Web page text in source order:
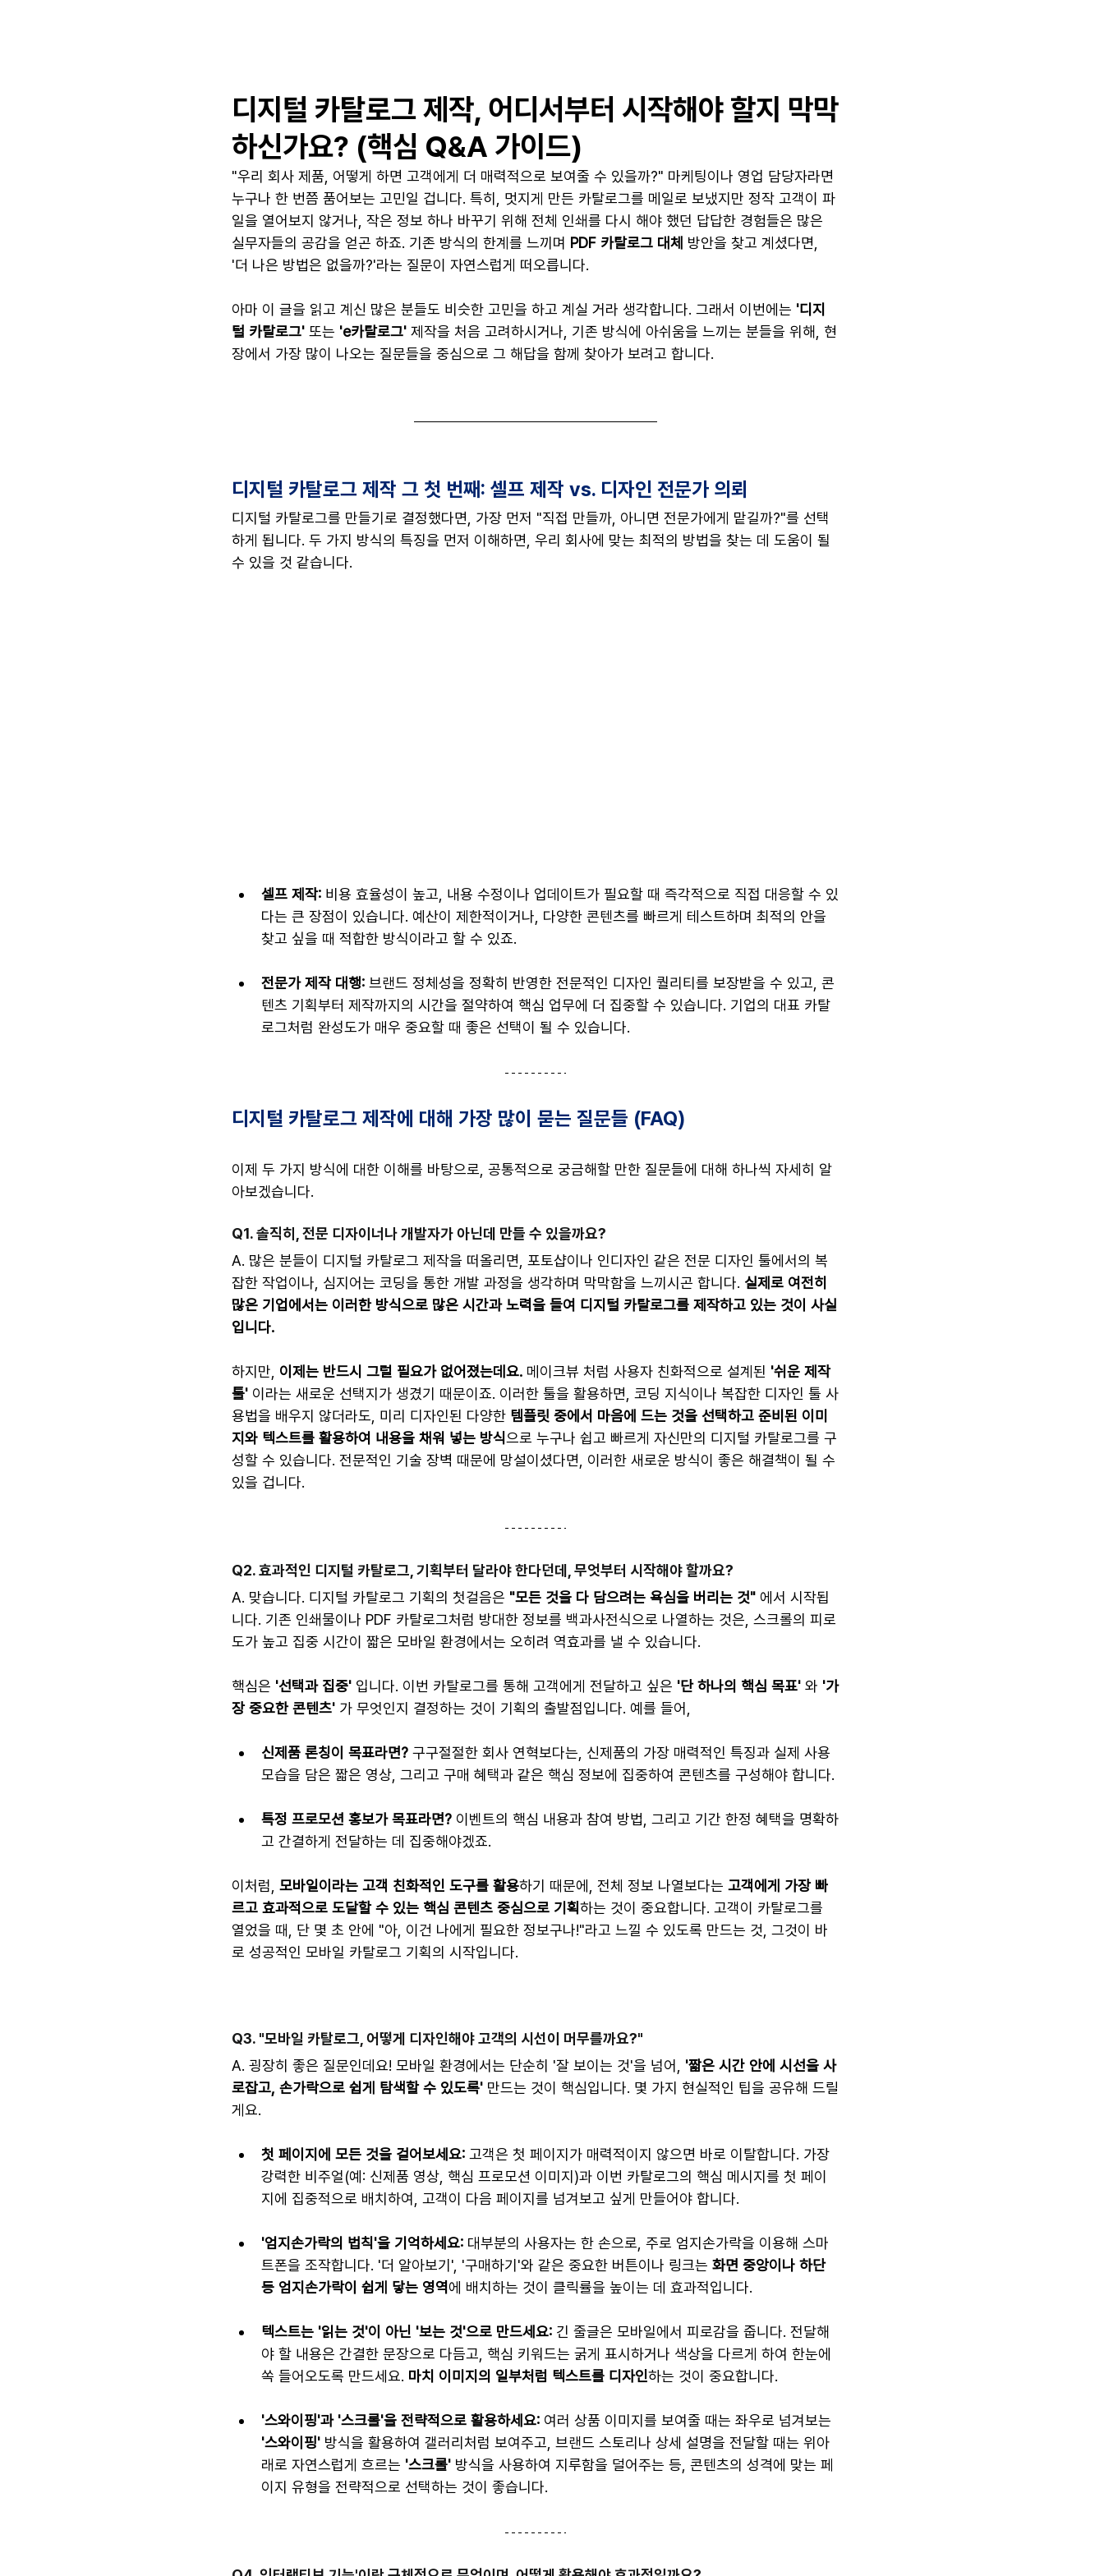
디지털 카탈로그 제작, 어디서부터 시작해야 할지 막막
하신가요? (핵심 Q&A 가이드)
"우리 회사 제품, 어떻게 하면 고객에게 더 매력적으로 보여줄 수 있을까?" 마케팅이나 영업 담당자라면
누구나 한 번쯤 품어보는 고민일 겁니다. 특히, 멋지게 만든 카탈로그를 메일로 보냈지만 정작 고객이 파
일을 열어보지 않거나, 작은 정보 하나 바꾸기 위해 전체 인쇄를 다시 해야 했던 답답한 경험들은 많은
실무자들의 공감을 얻곤 하죠. 기존 방식의 한계를 느끼며 PDF 카탈로그 대체 방안을 찾고 계셨다면,
'더 나은 방법은 없을까?'라는 질문이 자연스럽게 떠오릅니다.
아마 이 글을 읽고 계신 많은 분들도 비슷한 고민을 하고 계실 거라 생각합니다. 그래서 이번에는 '디지
털 카탈로그' 또는 'e카탈로그' 제작을 처음 고려하시거나, 기존 방식에 아쉬움을 느끼는 분들을 위해, 현
장에서 가장 많이 나오는 질문들을 중심으로 그 해답을 함께 찾아가 보려고 합니다.
디지털 카탈로그 제작 그 첫 번째: 셀프 제작 vs. 디자인 전문가 의뢰
디지털 카탈로그를 만들기로 결정했다면, 가장 먼저 "직접 만들까, 아니면 전문가에게 맡길까?"를 선택
하게 됩니다. 두 가지 방식의 특징을 먼저 이해하면, 우리 회사에 맞는 최적의 방법을 찾는 데 도움이 될
수 있을 것 같습니다.
셀프 제작: 비용 효율성이 높고, 내용 수정이나 업데이트가 필요할 때 즉각적으로 직접 대응할 수 있
다는 큰 장점이 있습니다. 예산이 제한적이거나, 다양한 콘텐츠를 빠르게 테스트하며 최적의 안을
찾고 싶을 때 적합한 방식이라고 할 수 있죠.
전문가 제작 대행: 브랜드 정체성을 정확히 반영한 전문적인 디자인 퀄리티를 보장받을 수 있고, 콘
텐츠 기획부터 제작까지의 시간을 절약하여 핵심 업무에 더 집중할 수 있습니다. 기업의 대표 카탈
로그처럼 완성도가 매우 중요할 때 좋은 선택이 될 수 있습니다.
디지털 카탈로그 제작에 대해 가장 많이 묻는 질문들 (FAQ)
이제 두 가지 방식에 대한 이해를 바탕으로, 공통적으로 궁금해할 만한 질문들에 대해 하나씩 자세히 알
아보겠습니다.
Q1. 솔직히, 전문 디자이너나 개발자가 아닌데 만들 수 있을까요?
A. 많은 분들이 디지털 카탈로그 제작을 떠올리면, 포토샵이나 인디자인 같은 전문 디자인 툴에서의 복
잡한 작업이나, 심지어는 코딩을 통한 개발 과정을 생각하며 막막함을 느끼시곤 합니다. 실제로 여전히
많은 기업에서는 이러한 방식으로 많은 시간과 노력을 들여 디지털 카탈로그를 제작하고 있는 것이 사실
입니다.
하지만, 이제는 반드시 그럴 필요가 없어졌는데요. 메이크뷰 처럼 사용자 친화적으로 설계된 '쉬운 제작
툴' 이라는 새로운 선택지가 생겼기 때문이죠. 이러한 툴을 활용하면, 코딩 지식이나 복잡한 디자인 툴 사
용법을 배우지 않더라도, 미리 디자인된 다양한 템플릿 중에서 마음에 드는 것을 선택하고 준비된 이미
지와 텍스트를 활용하여 내용을 채워 넣는 방식으로 누구나 쉽고 빠르게 자신만의 디지털 카탈로그를 구
성할 수 있습니다. 전문적인 기술 장벽 때문에 망설이셨다면, 이러한 새로운 방식이 좋은 해결책이 될 수
있을 겁니다.
Q2. 효과적인 디지털 카탈로그, 기획부터 달라야 한다던데, 무엇부터 시작해야 할까요?
A. 맞습니다. 디지털 카탈로그 기획의 첫걸음은 "모든 것을 다 담으려는 욕심을 버리는 것" 에서 시작됩
니다. 기존 인쇄물이나 PDF 카탈로그처럼 방대한 정보를 백과사전식으로 나열하는 것은, 스크롤의 피로
도가 높고 집중 시간이 짧은 모바일 환경에서는 오히려 역효과를 낼 수 있습니다.
핵심은 '선택과 집중' 입니다. 이번 카탈로그를 통해 고객에게 전달하고 싶은 '단 하나의 핵심 목표' 와 '가
장 중요한 콘텐츠' 가 무엇인지 결정하는 것이 기획의 출발점입니다. 예를 들어,
신제품 론칭이 목표라면? 구구절절한 회사 연혁보다는, 신제품의 가장 매력적인 특징과 실제 사용
모습을 담은 짧은 영상, 그리고 구매 혜택과 같은 핵심 정보에 집중하여 콘텐츠를 구성해야 합니다.
특정 프로모션 홍보가 목표라면? 이벤트의 핵심 내용과 참여 방법, 그리고 기간 한정 혜택을 명확하
고 간결하게 전달하는 데 집중해야겠죠.
이처럼, 모바일이라는 고객 친화적인 도구를 활용하기 때문에, 전체 정보 나열보다는 고객에게 가장 빠
르고 효과적으로 도달할 수 있는 핵심 콘텐츠 중심으로 기획하는 것이 중요합니다. 고객이 카탈로그를
열었을 때, 단 몇 초 안에 "아, 이건 나에게 필요한 정보구나!"라고 느낄 수 있도록 만드는 것, 그것이 바
로 성공적인 모바일 카탈로그 기획의 시작입니다.
Q3. "모바일 카탈로그, 어떻게 디자인해야 고객의 시선이 머무를까요?"
A. 굉장히 좋은 질문인데요! 모바일 환경에서는 단순히 '잘 보이는 것'을 넘어, '짧은 시간 안에 시선을 사
로잡고, 손가락으로 쉽게 탐색할 수 있도록' 만드는 것이 핵심입니다. 몇 가지 현실적인 팁을 공유해 드릴
게요.
첫 페이지에 모든 것을 걸어보세요: 고객은 첫 페이지가 매력적이지 않으면 바로 이탈합니다. 가장
강력한 비주얼(예: 신제품 영상, 핵심 프로모션 이미지)과 이번 카탈로그의 핵심 메시지를 첫 페이
지에 집중적으로 배치하여, 고객이 다음 페이지를 넘겨보고 싶게 만들어야 합니다.
'엄지손가락의 법칙'을 기억하세요: 대부분의 사용자는 한 손으로, 주로 엄지손가락을 이용해 스마
트폰을 조작합니다. '더 알아보기', '구매하기'와 같은 중요한 버튼이나 링크는 화면 중앙이나 하단
등 엄지손가락이 쉽게 닿는 영역에 배치하는 것이 클릭률을 높이는 데 효과적입니다.
텍스트는 '읽는 것'이 아닌 '보는 것'으로 만드세요: 긴 줄글은 모바일에서 피로감을 줍니다. 전달해
야 할 내용은 간결한 문장으로 다듬고, 핵심 키워드는 굵게 표시하거나 색상을 다르게 하여 한눈에
쏙 들어오도록 만드세요. 마치 이미지의 일부처럼 텍스트를 디자인하는 것이 중요합니다.
'스와이핑'과 '스크롤'을 전략적으로 활용하세요: 여러 상품 이미지를 보여줄 때는 좌우로 넘겨보는
'스와이핑' 방식을 활용하여 갤러리처럼 보여주고, 브랜드 스토리나 상세 설명을 전달할 때는 위아
래로 자연스럽게 흐르는 '스크롤' 방식을 사용하여 지루함을 덜어주는 등, 콘텐츠의 성격에 맞는 페
이지 유형을 전략적으로 선택하는 것이 좋습니다.